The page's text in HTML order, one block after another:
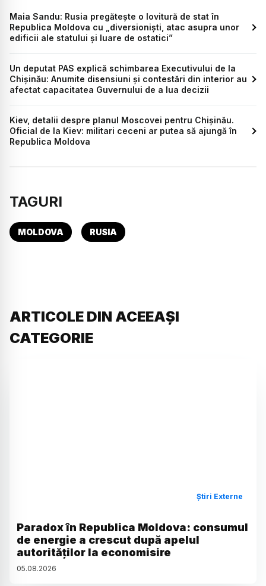
Maia Sandu: Rusia pregătește o lovitură de stat în
Republica Moldova cu „diversioniști, atac asupra unor
edificii ale statului și luare de ostatici”
Un deputat PAS explică schimbarea Executivului de la
Chișinău: Anumite disensiuni și contestări din interior au
afectat capacitatea Guvernului de a lua decizii
Kiev, detalii despre planul Moscovei pentru Chișinău.
Oficial de la Kiev: militari ceceni ar putea să ajungă în
Republica Moldova
TAGURI
MOLDOVA RUSIA
ARTICOLE DIN ACEEAȘI
CATEGORIE
Știri Externe
Paradox în Republica Moldova: consumul
de energie a crescut după apelul
autorităților la economisire
05.08.2026